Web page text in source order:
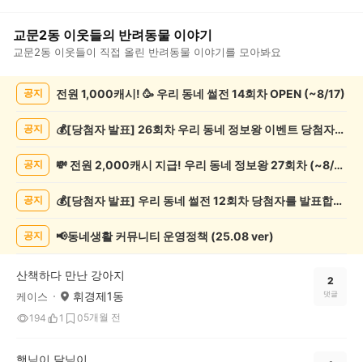
교문2동 이웃들의 반려동물 이야기
교문2동 이웃들이 직접 올린 반려동물 이야기를 모아봐요
목
공지 전원 1,000캐시! 🥳 우리 동네 썰전 14회차 OPEN (~8/17)
공지 💰[당첨자 발표] 26회차 우리 동네 정보왕 이벤트 당첨자를 발표합니다!
공지 💸 전원 2,000캐시 지급! 우리 동네 정보왕 27회차 (~8/10)
공지 💰[당첨자 발표] 우리 동네 썰전 12회차 당첨자를 발표합니다!
공지 📢동네생활 커뮤니티 운영정책 (25.08 ver)
산책하다 만난 강아지
케이스 휘경제1동
194 1 05개월 전
2
댓글
햇님이 달님이